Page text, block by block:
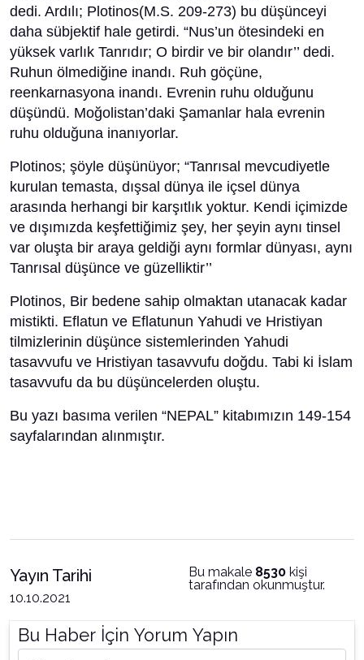
dedi. Ardılı; Plotinos(M.S. 209-273) bu düşünceyi
daha sübjektif hale getirdi. “Nus’un ötesindeki en
yüksek varlık Tanrıdır; O birdir ve bir olandır’’ dedi.
Ruhun ölmediğine inandı. Ruh göçüne,
reenkarnasyona inandı. Evrenin ruhu olduğunu
düşündü. Moğolistan’daki Şamanlar hala evrenin
ruhu olduğuna inanıyorlar.
Plotinos; şöyle düşünüyor; “Tanrısal mevcudiyetle
kurulan temasta, dışsal dünya ile içsel dünya
arasında herhangi bir karşıtlık yoktur. Kendi içimizde
ve dışımızda keşfettiğimiz şey, her şeyin aynı tinsel
var oluşta bir araya geldiği aynı formlar dünyası, aynı
Tanrısal düşünce ve güzelliktir’’
Plotinos, Bir bedene sahip olmaktan utanacak kadar
mistikti. Eflatun ve Eflatunun Yahudi ve Hristiyan
tilmizlerinin düşünce sistemlerinden Yahudi
tasavvufu ve Hristiyan tasavvufu doğdu. Tabi ki İslam
tasavvufu da bu düşüncelerden oluştu.
Bu yazı basıma verilen “NEPAL” kitabımızın 149-154
sayfalarından alınmıştır.
Yayın Tarihi
10.10.2021
Bu makale 8530 kişi
tarafından okunmuştur.
Bu Haber İçin Yorum Yapın